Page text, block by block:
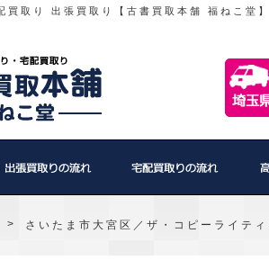
買取り 出張買取り【古書買取本舗 福ねこ堂】
> さいたま市大宮区／ザ・コピーライテ